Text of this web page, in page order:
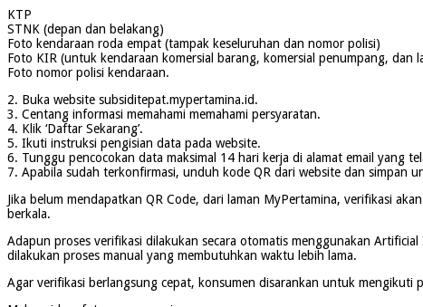
KTP
STNK (depan dan belakang)
Foto kendaraan roda empat (tampak keseluruhan dan nomor polisi)
Foto KIR (untuk kendaraan komersial barang, komersial penumpang, dan
Foto nomor polisi kendaraan.
2. Buka website subsiditepat.mypertamina.id.
3. Centang informasi memahami memahami persyaratan.
4. Klik ‘Daftar Sekarang’.
5. Ikuti instruksi pengisian data pada website.
6. Tunggu pencocokan data maksimal 14 hari kerja di alamat email yang
7. Apabila sudah terkonfirmasi, unduh kode QR dari website dan simpan
Jika belum mendapatkan QR Code, dari laman MyPertamina, verifikasi
berkala.
Adapun proses verifikasi dilakukan secara otomatis menggunakan
dilakukan proses manual yang membutuhkan waktu lebih lama.
Agar verifikasi berlangsung cepat, konsumen disarankan untuk mengikuti